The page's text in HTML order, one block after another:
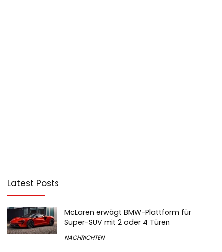
Latest Posts
McLaren erwägt BMW-Plattform für
Super-SUV mit 2 oder 4 Türen
NACHRICHTEN